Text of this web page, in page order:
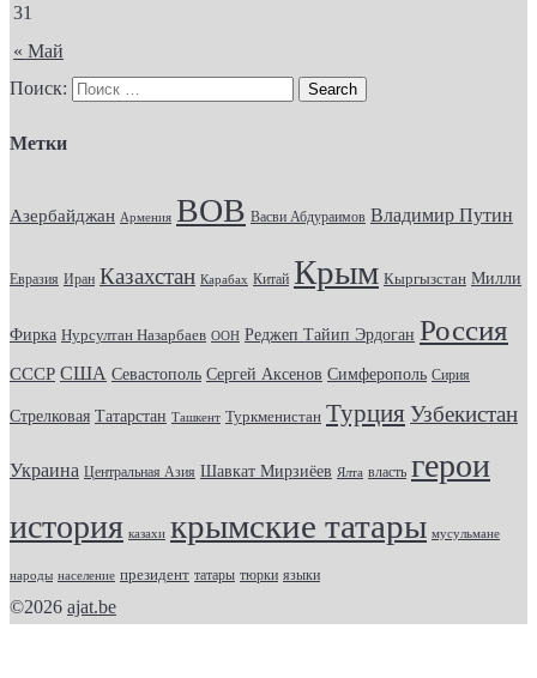
« Май
31
Поиск:
Метки
Азербайджан Армения ВОВ Васви Абдураимов Владимир Путин
Евразия Иран Казахстан Карабах Китай Крым Кыргызстан Милли
Фирка Нурсултан Назарбаев ООН Реджеп Тайип Эрдоган Россия
СССР США Севастополь Сергей Аксенов Симферополь Сирия
Стрелковая Татарстан Ташкент Туркменистан Турция Узбекистан
Украина Центральная Азия Шавкат Мирзиёев Ялта власть герои
история казахи крымские татары мусульмане
народы население президент татары тюрки языки
©2026 ajat.be